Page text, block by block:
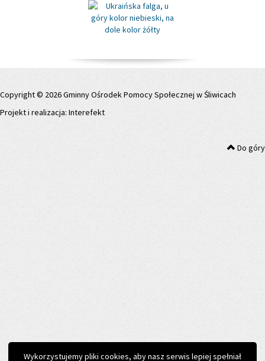
Wykorzystujemy pliki cookies, aby nasz serwis lepiej spełniał
Copyright © 2026 Gminny Ośrodek Pomocy Społecznej w Śliwicach
Projekt i realizacja: Interefekt
Do góry